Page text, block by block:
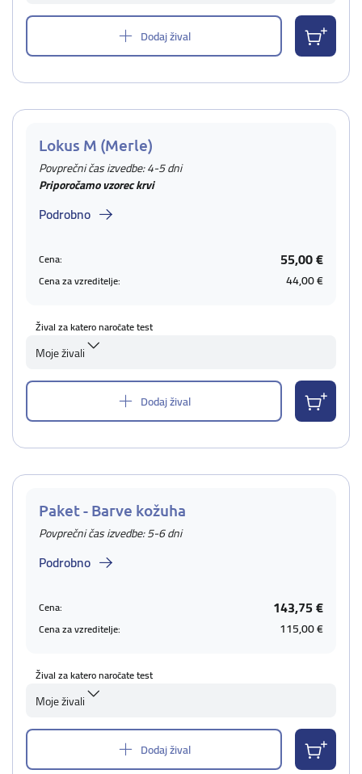
Dodaj žival
Lokus M (Merle)
Povprečni čas izvedbe: 4-5 dni
Priporočamo vzorec krvi
Podrobno
Cena: 55,00 €
Cena za vzreditelje: 44,00 €
Žival za katero naročate test
Moje živali
Dodaj žival
Paket - Barve kožuha
Povprečni čas izvedbe: 5-6 dni
Podrobno
Cena: 143,75 €
Cena za vzreditelje: 115,00 €
Žival za katero naročate test
Moje živali
Dodaj žival